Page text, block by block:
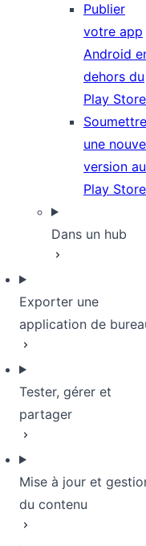
Publier
votre app
Android
dehors du
Play Store
Soumettre
une
version au
Play Store
Dans un hub
Exporter une
application de
Tester, gérer et
partager
Mise à jour et
du contenu